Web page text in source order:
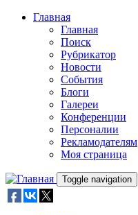
Skip to main content
Главная
Главная
Поиск
Рубрикатор
Новости
События
Блоги
Галереи
Конференции
Персоналии
Рекламодателям
Моя страница
Toggle navigation